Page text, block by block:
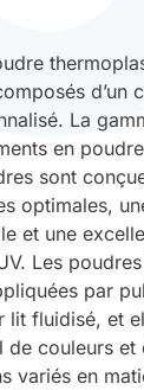
d’un
La
en
sont
optimales,
et une
Les poudres
par
lit fluidisé, et
de couleurs
variés en